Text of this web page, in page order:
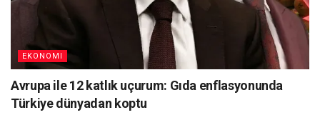
EKONOMI
Avrupa ile 12 katlık uçurum: Gıda enflasyonunda
Türkiye dünyadan koptu